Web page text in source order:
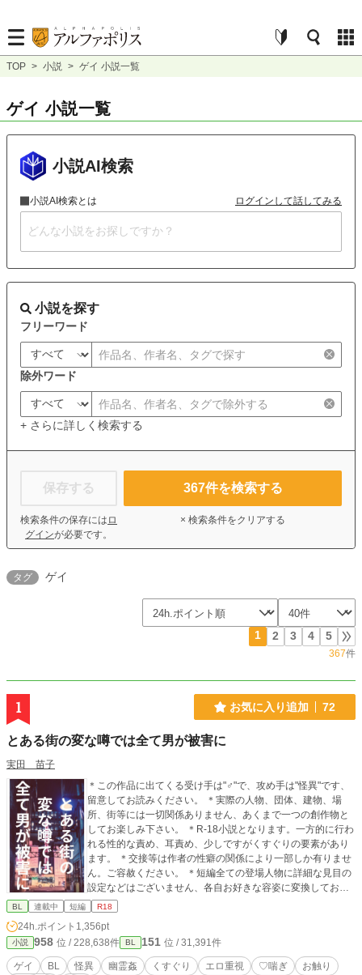
TOP > 小説 > ゲイ 小説一覧
ゲイ 小説一覧
小説AI検索
小説AI検索とは ログインして話してみる
小説を探す
フリーワード
除外ワード
+ さらに詳しく検索する
保存する
検索条件の保存には ロ
グインが必要です。
367件を検索する
× 検索条件をクリアする
タグ ゲイ
1 2 3 4 5
367件
1 お気に入り追加 72
とある街の変な噂では全て男が被害に
実田 苗子
＊この作品に出てくる受け手は"♂"で、攻め手は"怪異"です、
留意してお読みください。 ＊実際の人物、団体、建物、場
所、街等には一切関係ありません、あくまで一つの創作物と
してお楽しみ下さい。 ＊R-18小説となります。一方的に行わ
れる性的な責め、耳責め、少しですがくすぐりの要素があり
ます。 ＊交接等は作者の性癖の関係により一部しか有りませ
ん。ご容赦ください。 ＊短編全ての登場人物に詳細な見目の
設定などはございません、各自お好きな容姿に変換してお楽
しみ下さい。
BL 連載中 短編 R18
24h.ポイント 1,356pt
小説 958 位 / 228,638件 BL 151 位 / 31,391件
ゲイ BL 怪異 幽霊姦 くすぐり エロ重視 ♡喘ぎ
お触り